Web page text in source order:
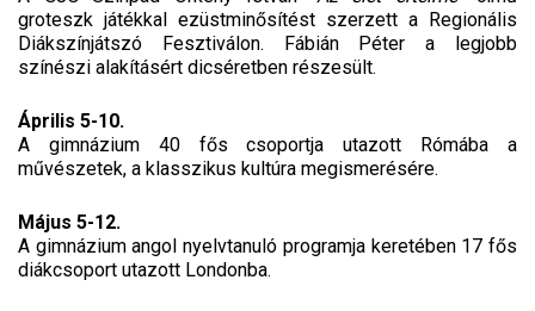
groteszk játékkal ezüstminősítést szerzett a Regionális
Diákszínjátszó Fesztiválon. Fábián Péter a legjobb
színészi alakításért dicséretben részesült.
Április 5-10.
A gimnázium 40 fős csoportja utazott Rómába a
művészetek, a klasszikus kultúra megismerésére.
Május 5-12.
A gimnázium angol nyelvtanuló programja keretében 17 fős
diákcsoport utazott Londonba.